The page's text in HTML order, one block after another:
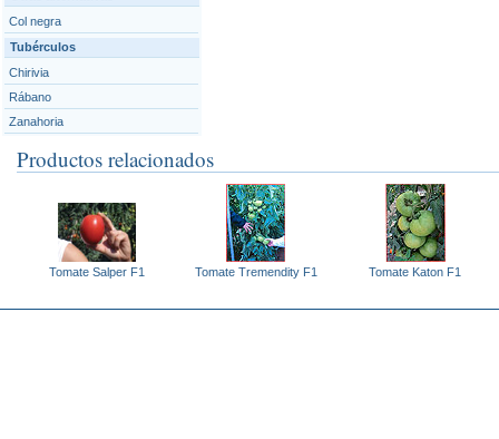
Col negra
Tubérculos
Chirivia
Rábano
Zanahoria
Productos relacionados
Tomate Salper F1 Tomate Tremendity F1 Tomate Katon F1